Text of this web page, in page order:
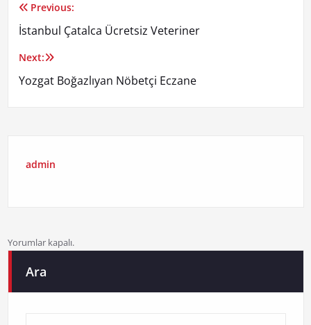
Yazı
gezinmesi
Previous:
İstanbul Çatalca Ücretsiz Veteriner
Next:
Yozgat Boğazlıyan Nöbetçi Eczane
admin
Yorumlar kapalı.
Ara